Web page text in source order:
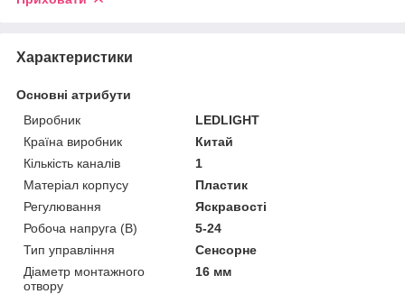
Характеристики
Основні атрибути
Виробник
LEDLIGHT
Країна виробник
Китай
Кількість каналів
1
Матеріал корпусу
Пластик
Регулювання
Яскравості
Робоча напруга (В)
5-24
Тип управління
Сенсорне
Діаметр монтажного
отвору
16 мм